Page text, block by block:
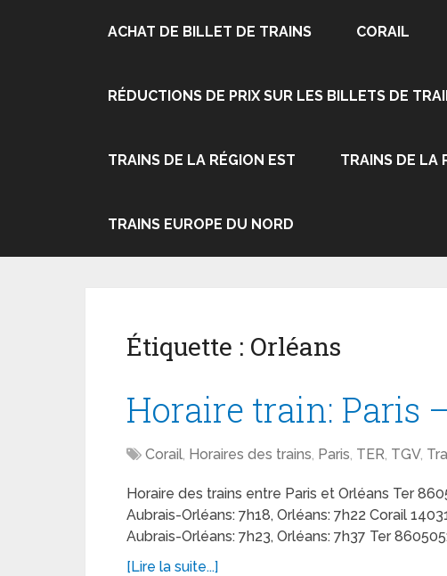
ACHAT DE BILLET DE TRAINS CORAIL
RÉDUCTIONS DE PRIX SUR LES BILLETS DE
TRAINS DE LA RÉGION EST TRAINS DE LA
TRAINS EUROPE DU NORD
Étiquette : Orléans
Horaire train: Paris
Corail, Horaires des trains, Paris, TER, TGV,
Horaire des trains entre Paris et Orléans Ter
Aubrais-Orléans: 7h18, Orléans: 7h22 Corail
Aubrais-Orléans: 7h23, Orléans: 7h37 Ter
[Lire la suite...]